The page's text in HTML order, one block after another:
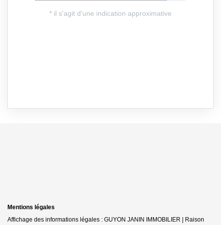
Mentions légales
Affichage des informations légales : GUYON JANIN IMMOBILIER | Raison